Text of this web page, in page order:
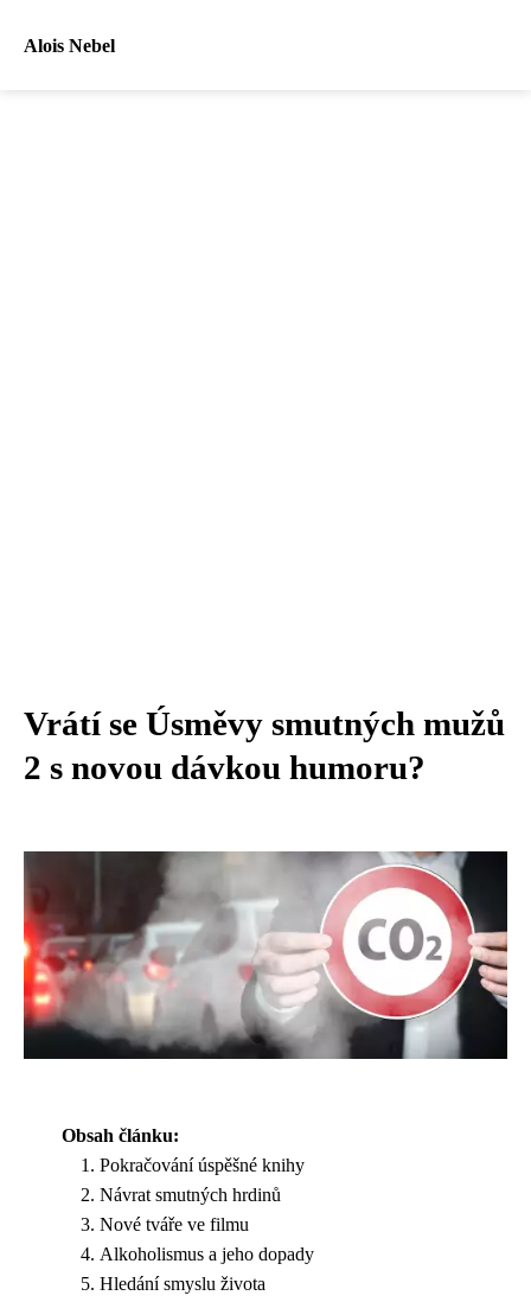
Alois Nebel
Vrátí se Úsměvy smutných mužů
2 s novou dávkou humoru?
Obsah článku:
Pokračování úspěšné knihy
Návrat smutných hrdinů
Nové tváře ve filmu
Alkoholismus a jeho dopady
Hledání smyslu života